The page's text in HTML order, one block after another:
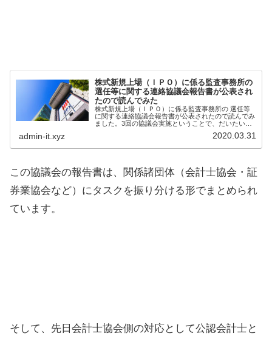
株式新規上場（ＩＰＯ）に係る監査事務所の
選任等に関する連絡協議会報告書が公表され
たので読んでみた
株式新規上場（ＩＰＯ）に係る監査事務所の 選任等
に関する連絡協議会報告書が公表されたので読んでみ
ました。3回の協議会実施ということで、だいたいゴ
ールは決まっていた内容なのかなという感想。中小事
務所や個人がどの程度これから活用されていくのか、
admin-it.xyz 2020.03.31
この協議会の報告書は、関係諸団体（会計士協会・証
券業協会など）にタスクを振り分ける形でまとめられ
ています。
そして、先日会計士協会側の対応として公認会計士と